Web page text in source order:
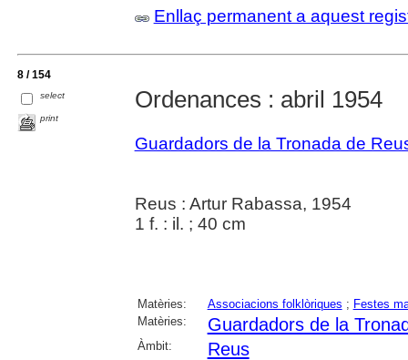
Enllaç permanent a aquest
8 / 154
select
print
Ordenances : abril 1954
Guardadors de la Tronada de
Reus : Artur Rabassa, 1954
1 f. : il. ; 40 cm
Matèries: Associacions folklòriques ; Festes
Matèries:
Guardadors de la
Àmbit: Reus